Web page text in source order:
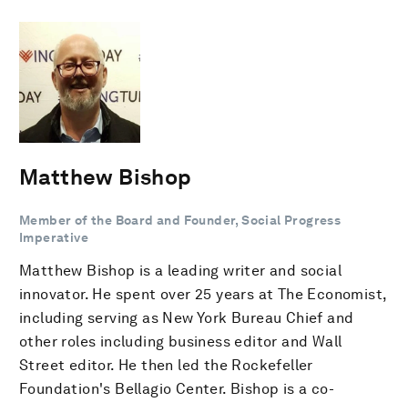
Matthew Bishop
Member of the Board and Founder, Social Progress
Imperative
Matthew Bishop is a leading writer and social
innovator. He spent over 25 years at The Economist,
including serving as New York Bureau Chief and
other roles including business editor and Wall
Street editor. He then led the Rockefeller
Foundation's Bellagio Center. Bishop is a co-